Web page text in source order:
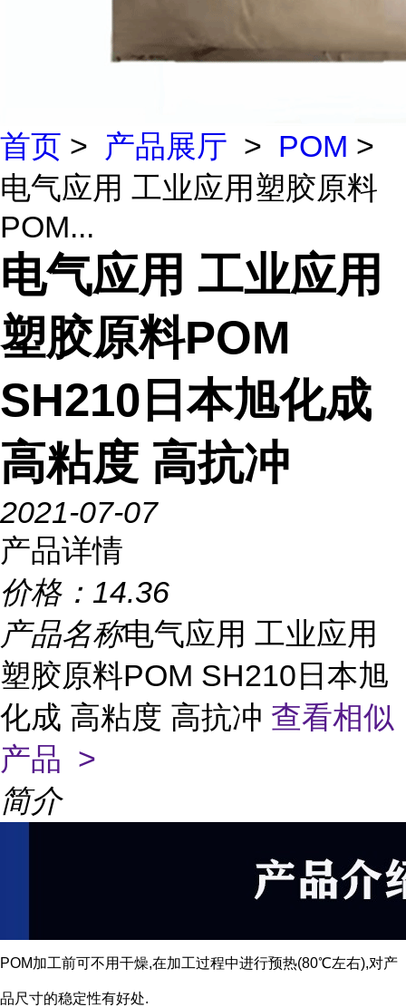
首页 > 产品展厅 > POM >
电气应用 工业应用塑胶原料
POM...
电气应用 工业应用
塑胶原料POM
SH210日本旭化成
高粘度 高抗冲
2021-07-07
产品详情
价格： 14.36
产品名称电气应用 工业应用
塑胶原料POM SH210日本旭
化成 高粘度 高抗冲 查看相似
产品 >
简介
POM加工前可不用干燥,在加工过程中进行预热(80℃左右),对产
品尺寸的稳定性有好处.